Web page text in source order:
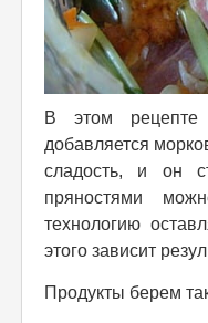
В этом
добавляется
сладость, и он
пряностями
технологию
этого зависит
Продукты берем